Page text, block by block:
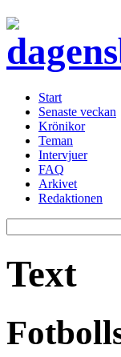
Start
Senaste veckan
Krönikor
Teman
Intervjuer
FAQ
Arkivet
Redaktionen
Text